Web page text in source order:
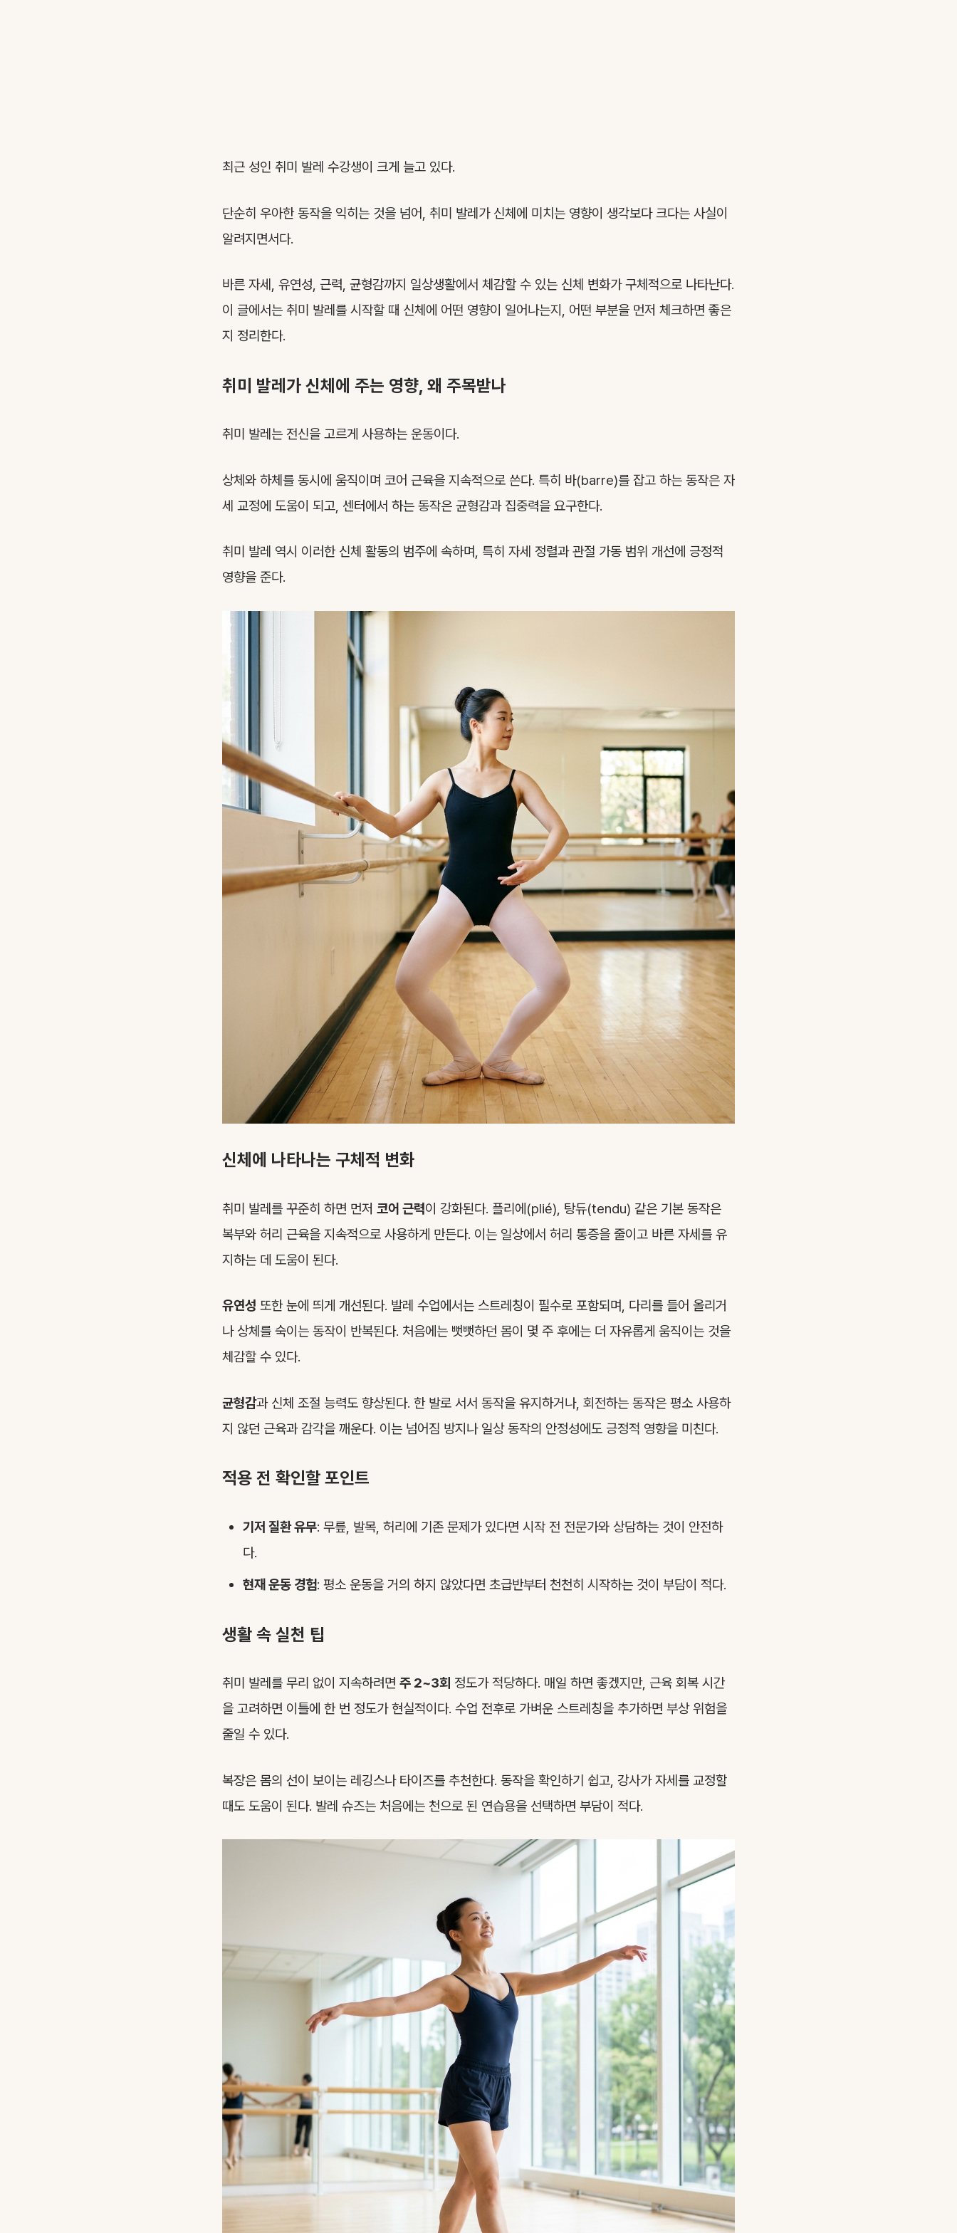
최근 성인 취미 발레 수강생이 크게 늘고 있다.
단순히 우아한 동작을 익히는 것을 넘어, 취미 발레가 신체에 미치는 영향이 생각보다 크다는 사실이
알려지면서다.
바른 자세, 유연성, 근력, 균형감까지 일상생활에서 체감할 수 있는 신체 변화가 구체적으로 나타난다.
이 글에서는 취미 발레를 시작할 때 신체에 어떤 영향이 일어나는지, 어떤 부분을 먼저 체크하면 좋은
지 정리한다.
취미 발레가 신체에 주는 영향, 왜 주목받나
취미 발레는 전신을 고르게 사용하는 운동이다.
상체와 하체를 동시에 움직이며 코어 근육을 지속적으로 쓴다. 특히 바(barre)를 잡고 하는 동작은 자
세 교정에 도움이 되고, 센터에서 하는 동작은 균형감과 집중력을 요구한다.
취미 발레 역시 이러한 신체 활동의 범주에 속하며, 특히 자세 정렬과 관절 가동 범위 개선에 긍정적
영향을 준다.
신체에 나타나는 구체적 변화
취미 발레를 꾸준히 하면 먼저 코어 근력이 강화된다. 플리에(plié), 탕듀(tendu) 같은 기본 동작은
복부와 허리 근육을 지속적으로 사용하게 만든다. 이는 일상에서 허리 통증을 줄이고 바른 자세를 유
지하는 데 도움이 된다.
유연성 또한 눈에 띄게 개선된다. 발레 수업에서는 스트레칭이 필수로 포함되며, 다리를 들어 올리거
나 상체를 숙이는 동작이 반복된다. 처음에는 뻣뻣하던 몸이 몇 주 후에는 더 자유롭게 움직이는 것을
체감할 수 있다.
균형감과 신체 조절 능력도 향상된다. 한 발로 서서 동작을 유지하거나, 회전하는 동작은 평소 사용하
지 않던 근육과 감각을 깨운다. 이는 넘어짐 방지나 일상 동작의 안정성에도 긍정적 영향을 미친다.
적용 전 확인할 포인트
기저 질환 유무: 무릎, 발목, 허리에 기존 문제가 있다면 시작 전 전문가와 상담하는 것이 안전하
다.
현재 운동 경험: 평소 운동을 거의 하지 않았다면 초급반부터 천천히 시작하는 것이 부담이 적다.
생활 속 실천 팁
취미 발레를 무리 없이 지속하려면 주 2~3회 정도가 적당하다. 매일 하면 좋겠지만, 근육 회복 시간
을 고려하면 이틀에 한 번 정도가 현실적이다. 수업 전후로 가벼운 스트레칭을 추가하면 부상 위험을
줄일 수 있다.
복장은 몸의 선이 보이는 레깅스나 타이즈를 추천한다. 동작을 확인하기 쉽고, 강사가 자세를 교정할
때도 도움이 된다. 발레 슈즈는 처음에는 천으로 된 연습용을 선택하면 부담이 적다.